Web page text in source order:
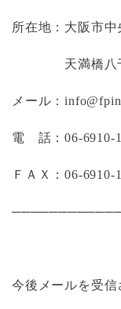
所在地：大阪市
天満橋八千
メール：
電 話：06-6910-
ＦＡＸ：06-6910-
今後メールを受信